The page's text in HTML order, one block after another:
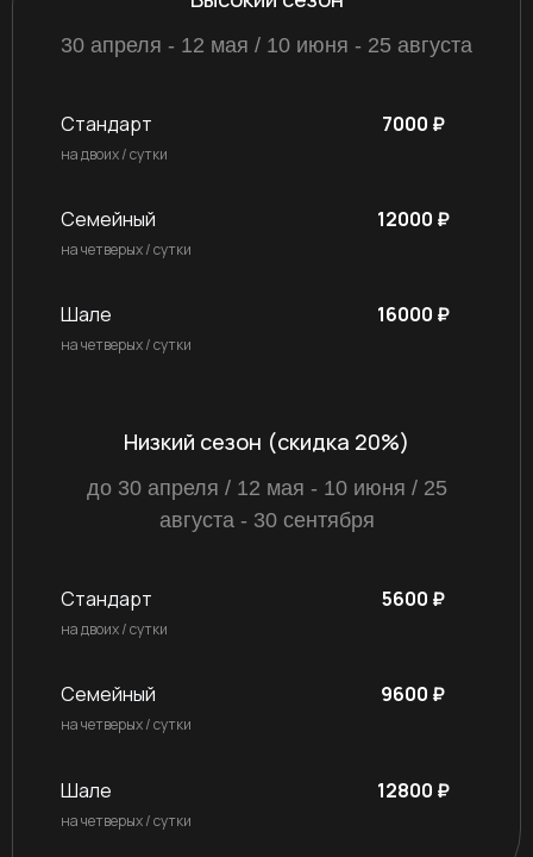
30 апреля - 12 мая / 10 июня - 25 августа
Стандарт
на двоих / сутки
7000 ₽
Семейный
на четверых / сутки
12000 ₽
Шале
на четверых / сутки
16000 ₽
Низкий сезон (скидка 20%)
до 30 апреля / 12 мая - 10 июня / 25
августа - 30 сентября
Стандарт
на двоих / сутки
5600 ₽
Семейный
на четверых / сутки
9600 ₽
Шале
на четверых / сутки
12800 ₽